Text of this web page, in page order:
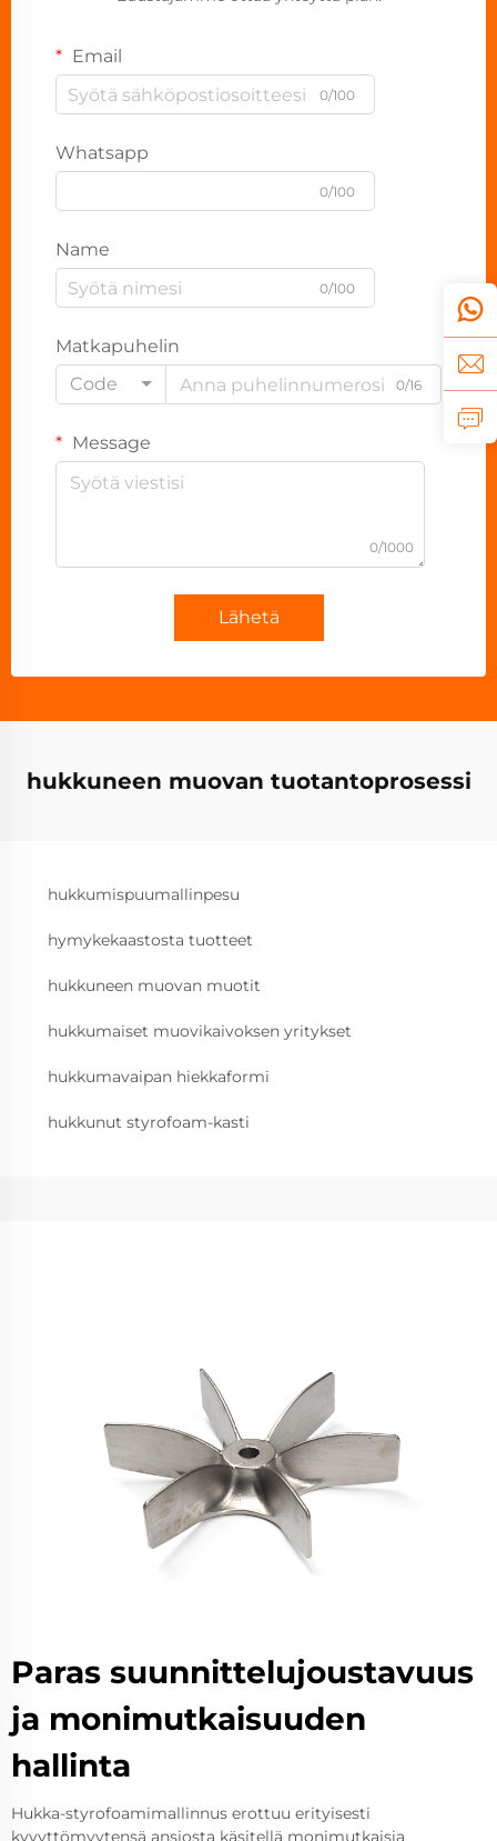
Email
0/100
Whatsapp
0/100
Name
0/100
Matkapuhelin
Code
0/16
Message
0/1000
Lähetä
hukkuneen muovan tuotantoprosessi
hukkumispuumallinpesu
hymykekaastosta tuotteet
hukkuneen muovan muotit
hukkumaiset muovikaivoksen yritykset
hukkumavaipan hiekkaformi
hukkunut styrofoam-kasti
Paras suunnittelujoustavuus
ja monimutkaisuuden
hallinta
Hukka-styrofoamimallinnus erottuu erityisesti
kyvyttömyytensä ansiosta käsitellä monimutkaisia